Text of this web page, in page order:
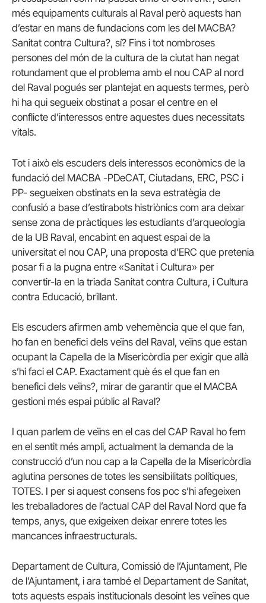
més equipaments culturals al Raval però aquests han
d’estar en mans de fundacions com les del MACBA?
Sanitat contra Cultura?, sí? Fins i tot nombroses
persones del món de la cultura de la ciutat han negat
rotundament que el problema amb el nou CAP al nord
del Raval pogués ser plantejat en aquests termes, però
hi ha qui segueix obstinat a posar el centre en el
conflicte d’interessos entre aquestes dues necessitats
vitals.
Tot i això els escuders dels interessos econòmics de la
fundació del MACBA -PDeCAT, Ciutadans, ERC, PSC i
PP- segueixen obstinats en la seva estratègia de
confusió a base d’estirabots histriònics com ara deixar
sense zona de pràctiques les estudiants d’arqueologia
de la UB Raval, encabint en aquest espai de la
universitat el nou CAP, una proposta d’ERC que pretenia
posar fi a la pugna entre «Sanitat i Cultura» per
convertir-la en la triada Sanitat contra Cultura, i Cultura
contra Educació, brillant.
Els escuders afirmen amb vehemència que el que fan,
ho fan en benefici dels veïns del Raval, veïns que estan
ocupant la Capella de la Misericòrdia per exigir que allà
s’hi faci el CAP. Exactament què és el que fan en
benefici dels veïns?, mirar de garantir que el MACBA
gestioni més espai públic al Raval?
I quan parlem de veïns en el cas del CAP Raval ho fem
en el sentit més ampli, actualment la demanda de la
construcció d’un nou cap a la Capella de la Misericòrdia
aglutina persones de totes les sensibilitats polítiques,
TOTES. I per si aquest consens fos poc s’hi afegeixen
les treballadores de l’actual CAP del Raval Nord que fa
temps, anys, que exigeixen deixar enrere totes les
mancances infraestructurals.
Departament de Cultura, Comissió de l’Ajuntament, Ple
de l’Ajuntament, i ara també el Departament de Sanitat,
tots aquests espais institucionals desoint les veïnes que